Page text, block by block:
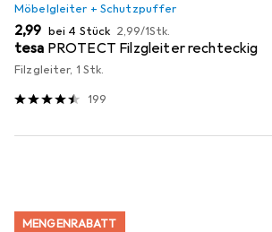
Möbelgleiter + Schutzpuffer
EUR
2,99 bei 4 Stück EUR
2,99/1Stk.
tesa PROTECT Filzgleiter rechteckig
Filzgleiter, 1 Stk.
199
MENGENRABATT